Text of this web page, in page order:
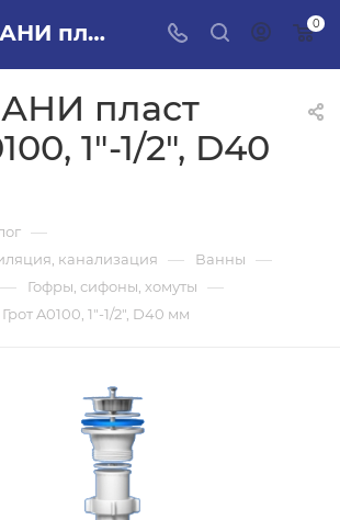
Сифон АНИ пласт Грот A0100, 1"-1/2", D40 мм в ПИЛОН — купить стройматериалы в интернет-магазине ПИЛОН с доставкой оптом и в розницу 0
пласт
1"-1/2", D40
—
канализация — Ванны —
— Гофры, сифоны, хомуты —
A0100, 1"-1/2", D40 мм